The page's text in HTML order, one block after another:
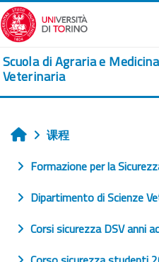
跳到主要内容
Scuola di Agraria e Medicina
Veterinaria
首页课程
Formazione per la
Dipartimento di Scienze
Corsi sicurezza DSV anni